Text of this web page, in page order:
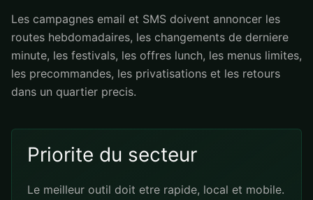
Les campagnes email et SMS doivent annoncer les
routes hebdomadaires, les changements de derniere
minute, les festivals, les offres lunch, les menus limites,
les precommandes, les privatisations et les retours
dans un quartier precis.
Priorite du secteur
Le meilleur outil doit etre rapide, local et mobile.